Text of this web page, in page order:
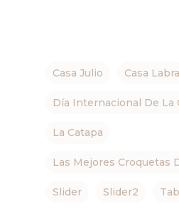
Casa Julio Casa Labra
Día Internacional De La
La Catapa
Las Mejores Croquetas
Slider Slider2